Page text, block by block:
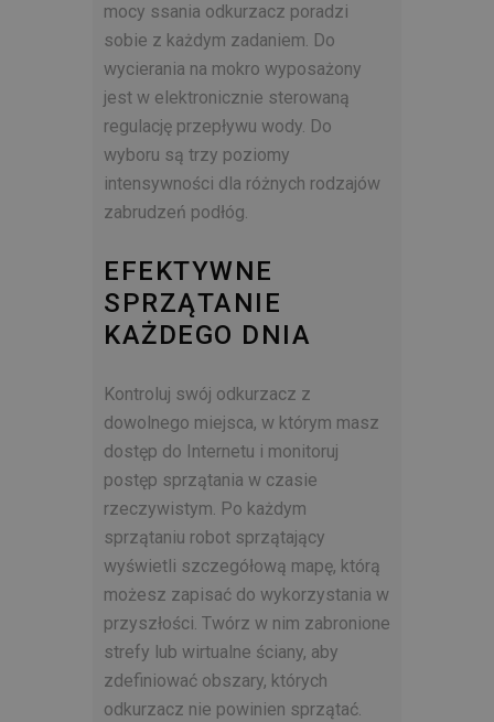
mocy ssania odkurzacz poradzi
sobie z każdym zadaniem. Do
wycierania na mokro wyposażony
jest w elektronicznie sterowaną
regulację przepływu wody. Do
wyboru są trzy poziomy
intensywności dla różnych rodzajów
zabrudzeń podłóg.
EFEKTYWNE
SPRZĄTANIE
KAŻDEGO DNIA
Kontroluj swój odkurzacz z
dowolnego miejsca, w którym masz
dostęp do Internetu i monitoruj
postęp sprzątania w czasie
rzeczywistym. Po każdym
sprzątaniu robot sprzątający
wyświetli szczegółową mapę, którą
możesz zapisać do wykorzystania w
przyszłości. Twórz w nim zabronione
strefy lub wirtualne ściany, aby
zdefiniować obszary, których
odkurzacz nie powinien sprzątać.